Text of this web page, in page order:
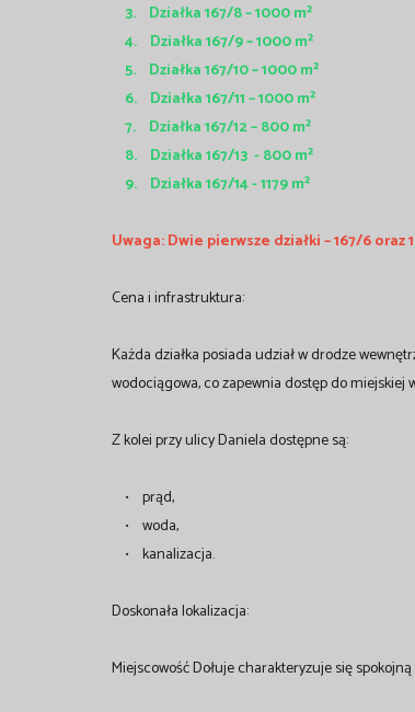
3. Działka 167/8 – 1000 m²
4. Działka 167/9 – 1000 m²
5. Działka 167/10 – 1000 m²
6. Działka 167/11 – 1000 m²
7. Działka 167/12 – 800 m²
8. Działka 167/13 -800 m²
9. Działka 167/14 - 1179m²
Uwaga: Dwie pierwsze działki – 167/6 oraz
Cena i infrastruktura:
Każda działka posiada udział w drodze
wodociągowa, co zapewnia dostęp do miejskiej
Z kolei przy ulicy Daniela dostępne są:
• prąd,
• woda,
• kanalizacja.
Doskonała lokalizacja:
Miejscowość Dołuje charakteryzuje się